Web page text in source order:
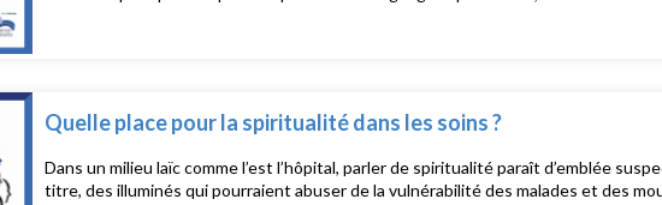
philosophe, animateur John Lim, théologien, conférencier, animateur Cécile
Quelle place pour la spiritualité dans les soins ?
Dans un milieu laïc comme l’est l’hôpital, parler de spiritualité paraît d’emblée
titre, des illuminés qui pourraient abuser de la vulnérabilité des malades et des